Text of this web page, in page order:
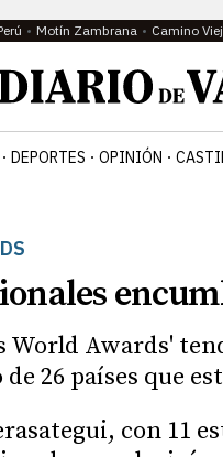
Motín Zambrana Camino
DEPORTES OPINIÓN
Awards'
26 países que
con 11